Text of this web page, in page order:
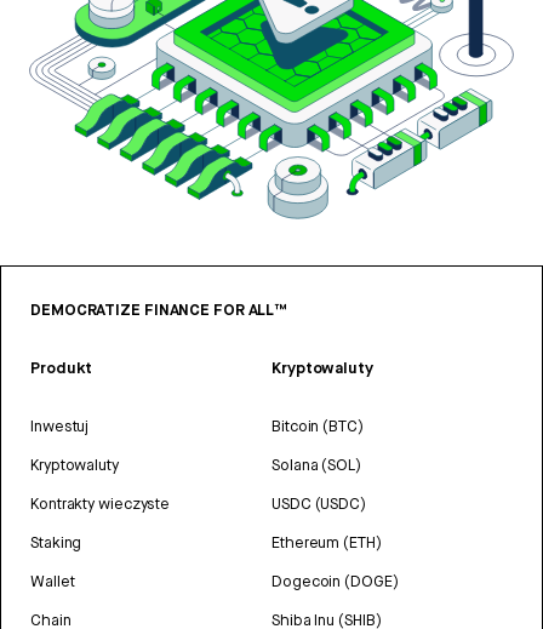
DEMOCRATIZE FINANCE FOR ALL™
Produkt
Inwestuj
Kryptowaluty
Kontrakty wieczyste
Staking
Wallet
Chain
Kryptowaluty
Bitcoin (BTC)
Solana (SOL)
USDC (USDC)
Ethereum (ETH)
Dogecoin (DOGE)
Shiba Inu (SHIB)